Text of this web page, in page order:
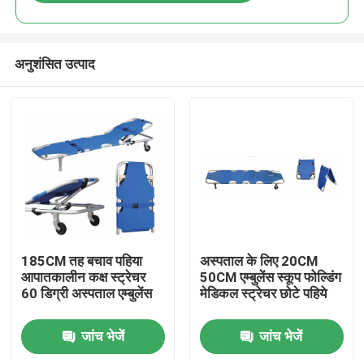
अनुशंसित उत्पाद
185CM तह बचाव पहिया
आपातकालीन कक्ष स्ट्रेचर
60 डिग्री अस्पताल एम्बुलेंस
जांच भेजें
अस्पताल के लिए 20CM
50CM एम्बुलेंस स्कूप फोल्डिंग
मेडिकल स्ट्रेचर छोटे पहिये
जांच भेजें